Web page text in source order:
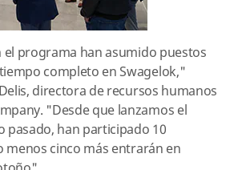
programa han asumido puestos
completo en Swagelok,"
directora de recursos humanos
"Desde que lanzamos el
pasado, han participado 10
menos cinco más entrarán en